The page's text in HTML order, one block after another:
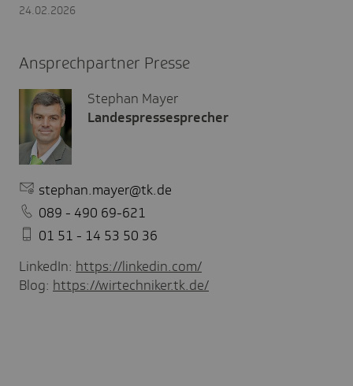
24.02.2026
Ansprechpartner Presse
Stephan Mayer
Landespressesprecher
stephan.mayer@tk.de
089 - 490 69-621
01 51 - 14 53 50 36
LinkedIn: https://linkedin.com/
Blog: https://wirtechniker.tk.de/